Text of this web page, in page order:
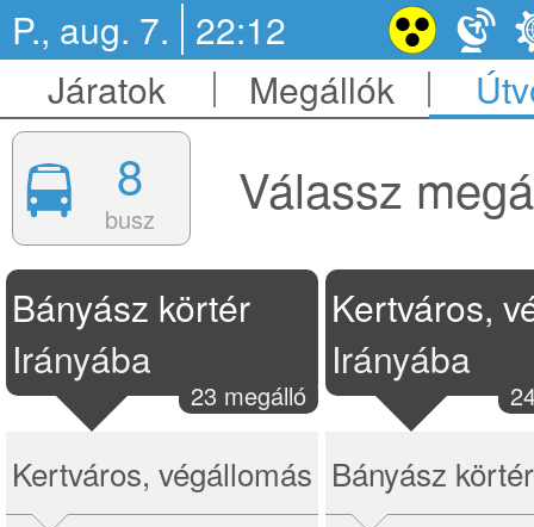
P., aug. 7. 22:12
Járatok
Megállók
8
busz Válassz
Bányász körtér
Irányába
23 megálló
Kertváros, végállomás
Irányába
Bányász körtér